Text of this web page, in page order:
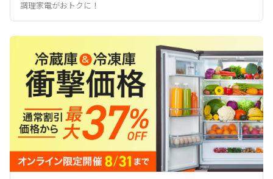
調理家電がおトクに！